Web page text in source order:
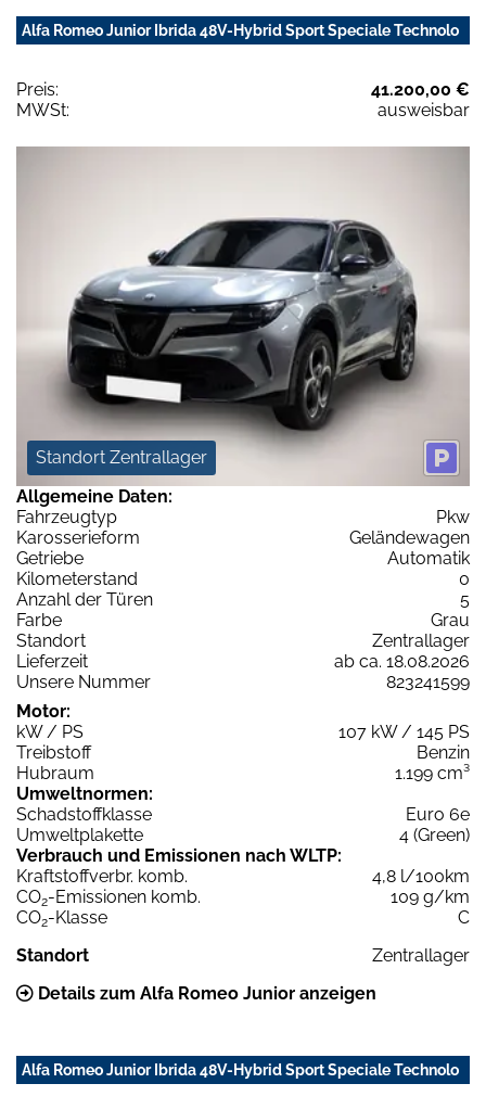
Alfa Romeo Junior Ibrida 48V-Hybrid Sport Speciale Technolo
Preis:
41.200,00 €
MWSt:
ausweisbar
Standort Zentrallager
Allgemeine Daten:
Fahrzeugtyp
Pkw
Karosserieform
Geländewagen
Getriebe
Automatik
Kilometerstand
0
Anzahl der Türen
5
Farbe
Grau
Standort
Zentrallager
Lieferzeit
ab ca. 18.08.2026
Unsere Nummer
823241599
Motor:
kW / PS
107 kW / 145 PS
Treibstoff
Benzin
Hubraum
1.199 cm³
Umweltnormen:
Schadstoffklasse
Euro 6e
Umweltplakette
4 (Green)
Verbrauch und Emissionen nach WLTP:
Kraftstoffverbr. komb.
4,8 l/100km
CO2-Emissionen komb.
109 g/km
CO2-Klasse
C
Standort
Zentrallager
Details zum Alfa Romeo Junior anzeigen
Alfa Romeo Junior Ibrida 48V-Hybrid Sport Speciale Technolo